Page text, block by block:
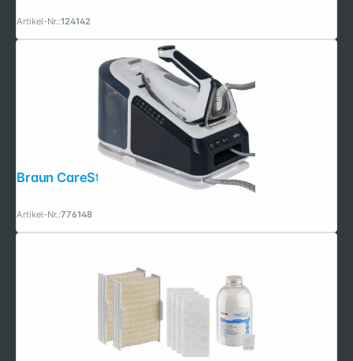
Artikel-Nr.:124142
Braun CareStyle 7 Pro IS7282 BL
Artikel-Nr.:776148